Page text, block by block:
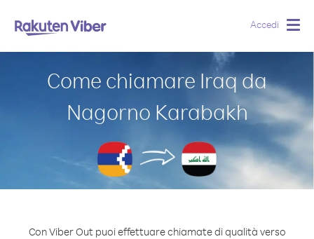
Accedi
Come chiamare Iraq da
Nagorno Karabakh
Con Viber Out puoi effettuare chiamate di qualità verso